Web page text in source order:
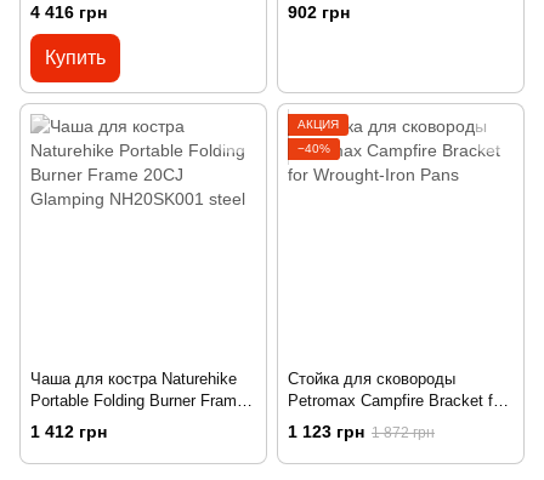
4 416 грн
Купить
902 грн
Чаша для костра Naturehike
Portable Folding Burner Frame
20CJ Glamping NH20SK001
1 412 грн
АКЦИЯ
−40%
Стойка для сковороды
Petromax Campfire Bracket for
Wrought-Iron Pans
1 123 грн 1 872 грн